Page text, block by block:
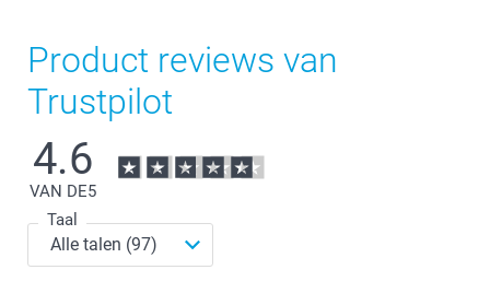
Product reviews van
Trustpilot
4.6
VAN DE5
Taal